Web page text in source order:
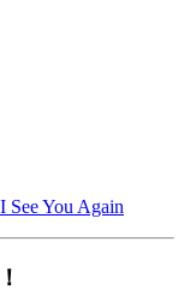
See You Again